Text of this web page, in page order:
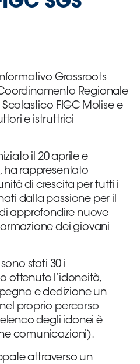
Grassroots
Regionale
FIGC Molise e
e istruttrici
il 20 aprile e
ha rappresentato
di crescita per tutti i
dalla passione per il
approfondire nuove
dei giovani
stati 30 i
ottenuto l’idoneità,
e dedizione un
proprio percorso
degli idonei è
comunicazioni).
attraverso un